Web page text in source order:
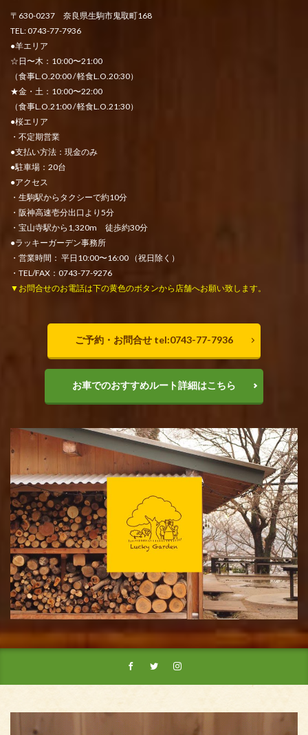
〒630-0237 奈良県生駒市鬼取町168
TEL: 0743-77-7936
●羊エリア
☆日〜木：10:00〜21:00
（食事L.O.20:00 / 軽食L.O.20:30）
★金・土：10:00〜22:00
（食事L.O.21:00 / 軽食L.O.21:30）
●桜エリア
・不定期営業
●支払い方法：現金のみ
●駐車場：20台
●アクセス
・生駒駅からタクシーで約10分
・阪神高速壱分出口より5分
・宝山寺駅から1,320m 徒歩約30分
●ラッキーガーデン事務所
・営業時間： 平日10:00〜16:00 （祝日除く）
・TEL/FAX：0743-77-9276
▼お問合せのお電話は下の黄色のボタンから店舗へお願い致します。
ご予約・お問合せ tel:0743-77-7936
お車でのおすすめルート詳細はこちら